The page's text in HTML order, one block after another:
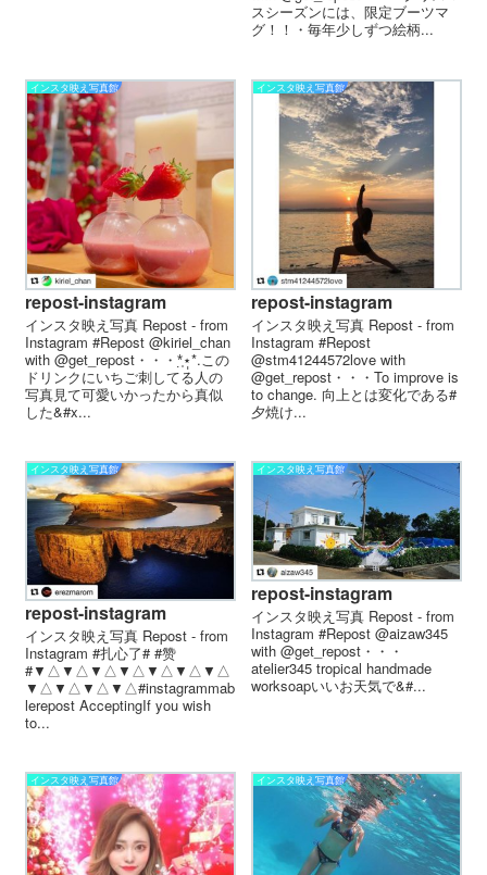
スシーズンには、限定ブーツマ
グ！！・毎年少しずつ絵柄...
インスタ映え写真館
repost-instagram
インスタ映え写真 Repost - from
Instagram #Repost @kiriel_chan
with @get_repost・・・*̣̩⋆̩*.この
ドリンクにいちご刺してる人の
写真見て可愛いかったから真似
した&#x...
インスタ映え写真館
repost-instagram
インスタ映え写真 Repost - from
Instagram #Repost
@stm41244572love with
@get_repost・・・To improve is
to change. 向上とは変化である#
夕焼け...
インスタ映え写真館
repost-instagram
インスタ映え写真 Repost - from
Instagram #扎心了# #赞
# ▼△▼△▼△▼△▼△▼△▼△
▼△▼△▼△▼△ #instagrammab
le repost Accepting If you wish
to...
インスタ映え写真館
repost-instagram
インスタ映え写真 Repost - from
Instagram #Repost @aizaw345
with @get_repost・・・
atelier345 tropical handmade
worksoapいいお天気で&#...
インスタ映え写真館 インスタ映え写真館